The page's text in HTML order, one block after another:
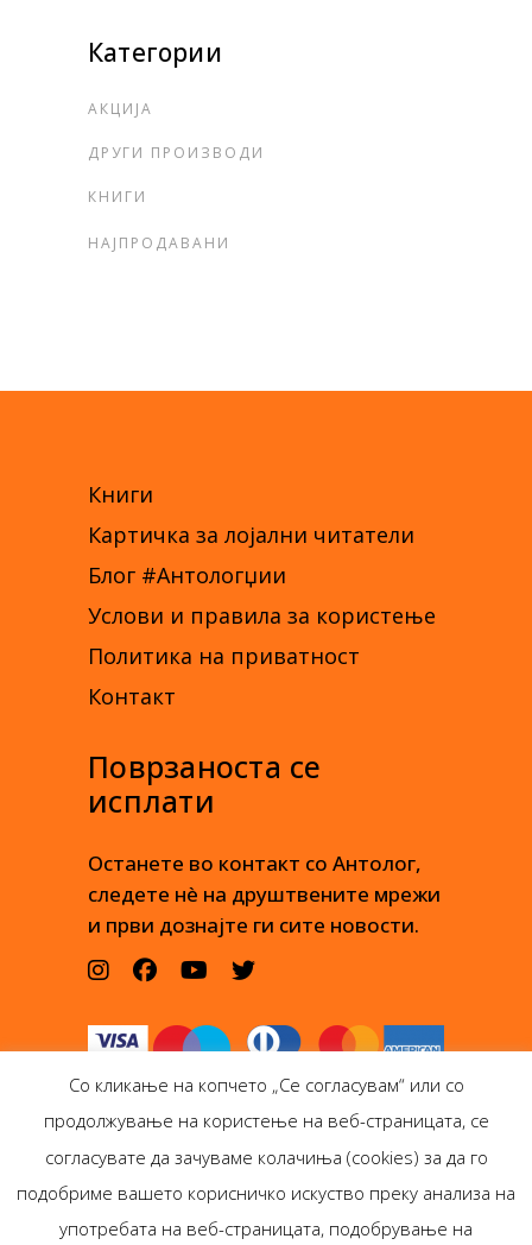
Категории
АКЦИЈА
ДРУГИ ПРОИЗВОДИ
КНИГИ
НАЈПРОДАВАНИ
Книги
Картичка за лојални читатели
Блог #Антологџии
Услови и правила за користење
Политика на приватност
Контакт
Поврзаноста се
исплати
Останете во контакт со Антолог,
следете нè на друштвените мрежи
и први дознајте ги сите новости.
Антолог Боокс дооел
Со кликање на копчето „Се согласувам“ или со
продолжување на користење на веб-страницата, се
согласувате да зачуваме колачиња (cookies) за да го
подобриме вашето корисничко искуство преку анализа на
употребата на веб-страницата, подобрување на